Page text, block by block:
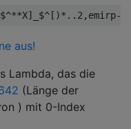
aus!
Lambda, das die
(Länge der
) mit 0-Index